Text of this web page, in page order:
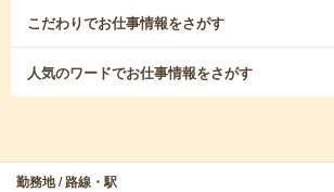
こだわりでお仕事情報をさがす
人気のワードでお仕事情報をさがす
勤務地 / 路線・駅